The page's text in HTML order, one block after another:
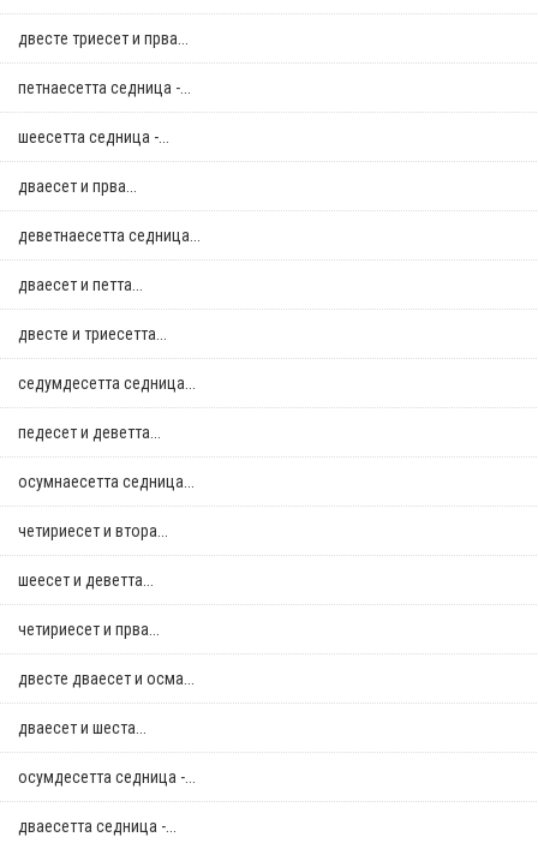
двестe триесет и прва...
петнаесетта седница -...
шеесетта седница -...
дваесет и прва...
деветнаесетта седница...
дваесет и петта...
двестe и триесетта...
седумдесетта седница...
педесет и деветта...
осумнaесетта седница...
четириесет и втора...
шеесет и деветта...
четириесет и прва...
двестe дваесет и осма...
дваесет и шеста...
осумдесетта седница -...
дваесетта седница -...